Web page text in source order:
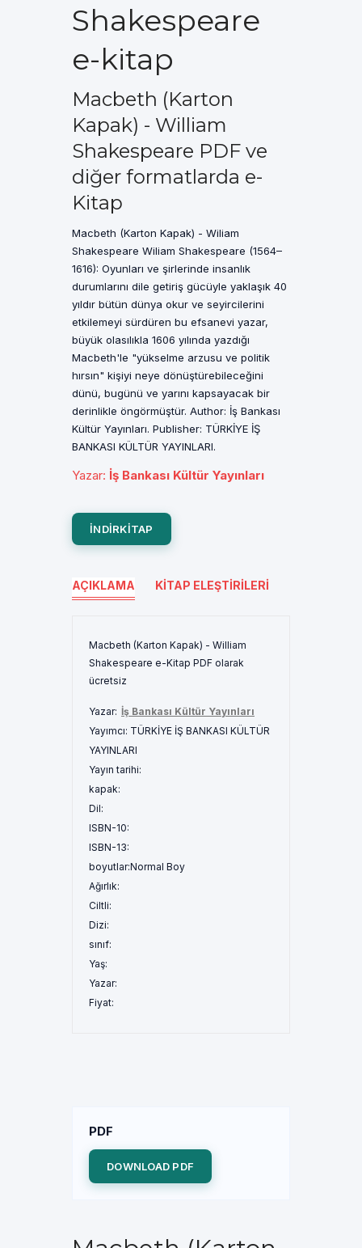
Shakespeare
e-kitap
Macbeth (Karton
Kapak) - William
Shakespeare PDF ve
diğer formatlarda e-
Kitap
Macbeth (Karton Kapak) - Wiliam
Shakespeare Wiliam Shakespeare (1564–
1616): Oyunları ve şirlerinde insanlık
durumlarını dile getiriş gücüyle yaklaşık 40
yıldır bütün dünya okur ve seyircilerini
etkilemeyi sürdüren bu efsanevi yazar,
büyük olasılıkla 1606 yılında yazdığı
Macbeth'le "yükselme arzusu ve politik
hırsın" kişiyi neye dönüştürebileceğini
dünü, bugünü ve yarını kapsayacak bir
derinlikle öngörmüştür. Author: İş Bankası
Kültür Yayınları. Publisher: TÜRKİYE İŞ
BANKASI KÜLTÜR YAYINLARI.
Yazar: İş Bankası Kültür Yayınları
INDIRKITAP
AÇIKLAMA KITAP ELEŞTIRILERI
Macbeth (Karton Kapak) - William
Shakespeare e-Kitap PDF olarak
ücretsiz
Yazar: İş Bankası Kültür Yayınları
Yayımcı: TÜRKİYE İŞ BANKASI KÜLTÜR
YAYINLARI
Yayın tarihi:
kapak:
Dil:
ISBN-10:
ISBN-13:
boyutlar:Normal Boy
Ağırlık:
Ciltli:
Dizi:
sınıf:
Yaş:
Yazar:
Fiyat:
PDF
DOWNLOAD PDF